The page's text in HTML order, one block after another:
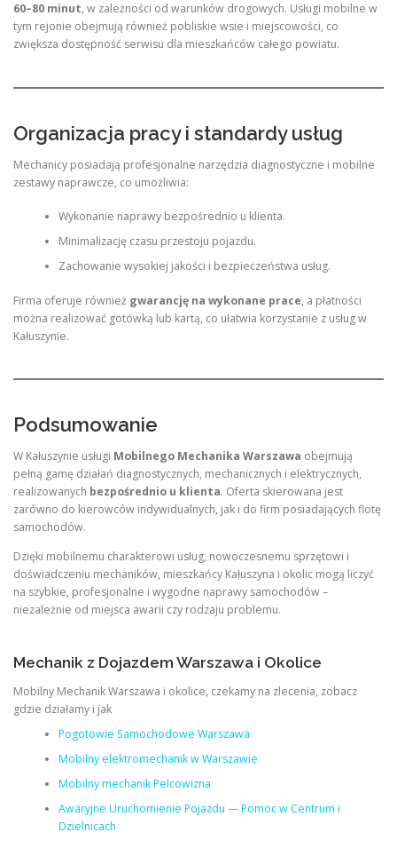
60–80 minut, w zależności od warunków drogowych. Usługi mobilne w
tym rejonie obejmują również pobliskie wsie i miejscowości, co
zwiększa dostępność serwisu dla mieszkańców całego powiatu.
Organizacja pracy i standardy usług
Mechanicy posiadają profesjonalne narzędzia diagnostyczne i mobilne
zestawy naprawcze, co umożliwia:
Wykonanie naprawy bezpośrednio u klienta.
Minimalizację czasu przestoju pojazdu.
Zachowanie wysokiej jakości i bezpieczeństwa usług.
Firma oferuje również gwarancję na wykonane prace, a płatności
można realizować gotówką lub kartą, co ułatwia korzystanie z usług w
Kałuszynie.
Podsumowanie
W Kałuszynie usługi Mobilnego Mechanika Warszawa obejmują
pełną gamę działań diagnostycznych, mechanicznych i elektrycznych,
realizowanych bezpośrednio u klienta. Oferta skierowana jest
zarówno do kierowców indywidualnych, jak i do firm posiadających flotę
samochodów.
Dzięki mobilnemu charakterowi usług, nowoczesnemu sprzętowi i
doświadczeniu mechaników, mieszkańcy Kałuszyna i okolic mogą liczyć
na szybkie, profesjonalne i wygodne naprawy samochodów –
niezależnie od miejsca awarii czy rodzaju problemu.
Mechanik z Dojazdem Warszawa i Okolice
Mobilny Mechanik Warszawa i okolice, czekamy na zlecenia, zobacz
gdzie działamy i jak
Pogotowie Samochodowe Warszawa
Mobilny elektromechanik w Warszawie
Mobilny mechanik Pelcowizna
Awaryjne Uruchomienie Pojazdu — Pomoc w Centrum i
Dzielnicach